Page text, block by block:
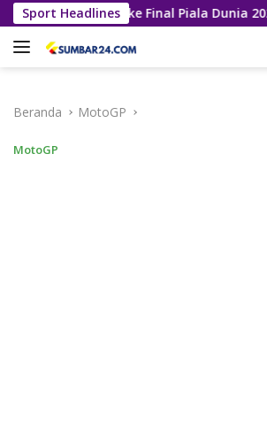
Langsung
ke
konten
Sport Headlines
Melaju ke Final Piala Dunia 2026
Beranda MotoGP
MotoGP